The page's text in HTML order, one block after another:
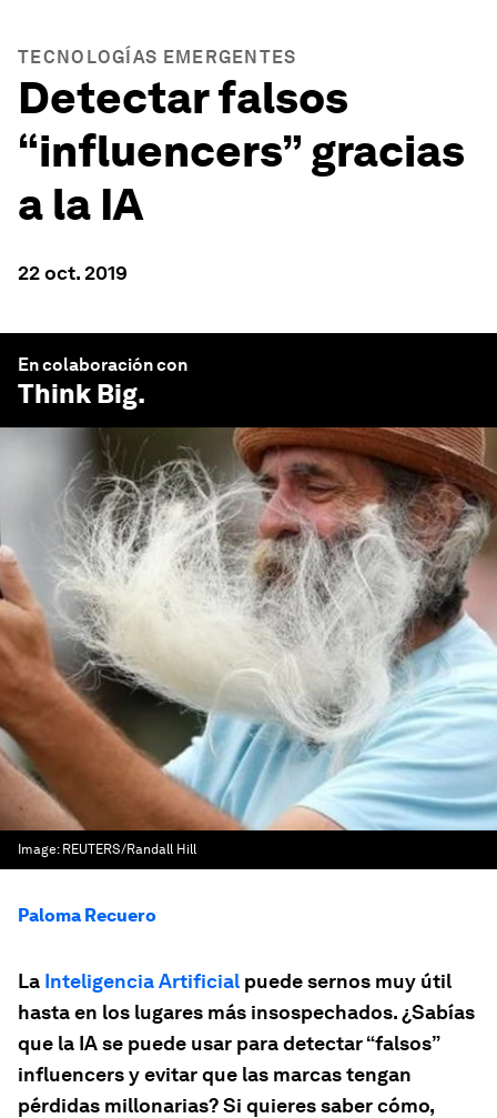
TECNOLOGÍAS EMERGENTES
Detectar falsos
“influencers” gracias
a la IA
22 oct. 2019
En colaboración con
Think Big.
Image: REUTERS/Randall Hill
Paloma Recuero
La Inteligencia Artificial puede sernos muy útil
hasta en los lugares más insospechados. ¿Sabías
que la IA se puede usar para detectar “falsos”
influencers y evitar que las marcas tengan
pérdidas millonarias? Si quieres saber cómo,